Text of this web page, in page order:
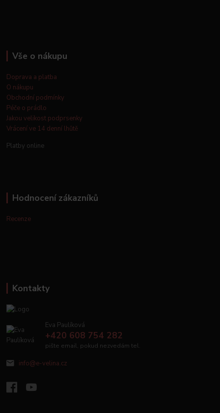
Vše o nákupu
Doprava a platba
O nákupu
Obchodní podmínky
Péče o prádlo
Jakou velikost podprsenky
Vrácení ve 14 denní lhůtě
Platby online
Hodnocení zákazníků
Recenze
Kontakty
Eva Paulíková
+420 608 754 282
pište email, pokud nezvedám tel.
info@e-velina.cz